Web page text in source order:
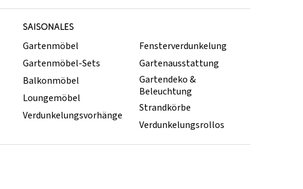
SAISONALES
Gartenmöbel
Gartenmöbel-Sets
Balkonmöbel
Loungemöbel
Verdunkelungsvorhänge
Fensterverdunkelung
Gartenausstattung
Gartendeko &
Beleuchtung
Strandkörbe
Verdunkelungsrollos